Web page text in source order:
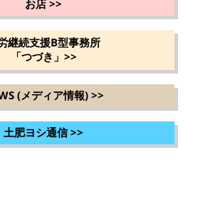
お店>>
継続支援B型事務所
「つづき」 >>
(メディア情報)>>
土肥ヨシ通信>>